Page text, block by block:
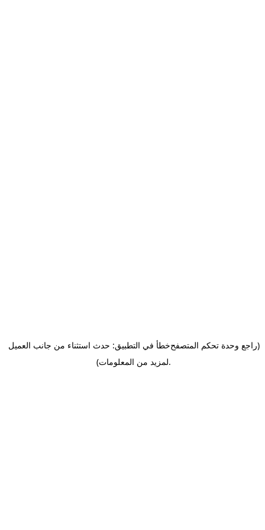
خطأ في التطبيق: حدث استثناء من جانب العميل(راجع وحدة تحكم المتصفح
لمزيد من المعلومات).